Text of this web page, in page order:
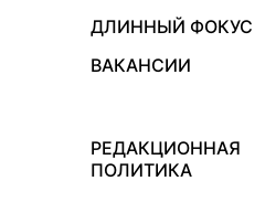
ДЛИННЫЙ ФОКУС
ВАКАНСИИ
РЕДАКЦИОННАЯ
ПОЛИТИКА